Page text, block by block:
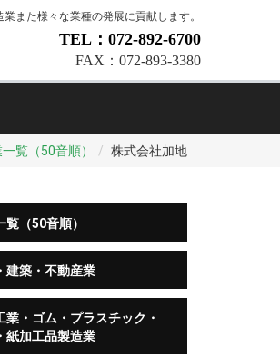
また様々な業種の発展に貢献します。
TEL：072-892-6700
FAX：072-893-3380
覧（50音順） 株式会社加地
覧（50音順）
建築・不動産業
業・ゴム・プラスチック・
紙加工品製造業